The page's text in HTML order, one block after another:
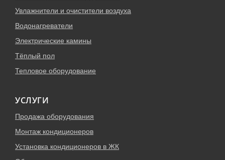
Увлажнители и очистители воздуха
Водонагреватели
Электрические камины
Тёплый пол
Тепловое оборудование
УСЛУГИ
Продажа оборудования
Монтаж кондиционеров
Установка кондиционеров в ЖК